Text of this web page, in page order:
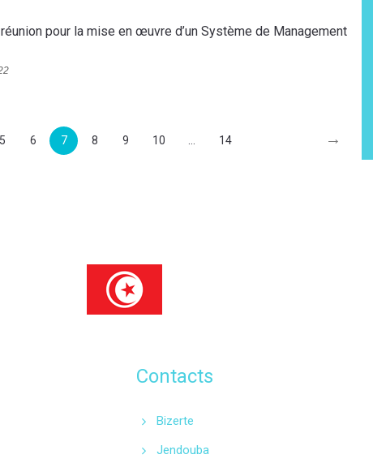
pour la mise en œuvre d’un Système de Management
5 6 7 8 9 10 14 →
Contacts
Bizerte
Jendouba